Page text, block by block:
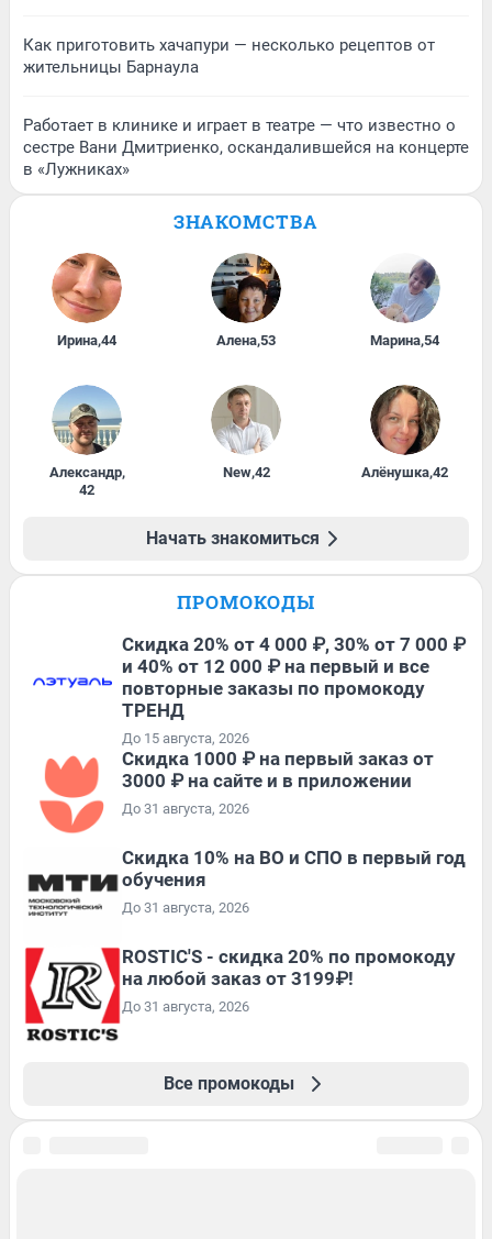
Как приготовить хачапури — несколько рецептов от
жительницы Барнаула
Работает в клинике и играет в театре — что известно о
сестре Вани Дмитриенко, оскандалившейся на концерте
в «Лужниках»
ЗНАКОМСТВА
Ирина,44 Алена,53 Марина,54
Александр,
42
New,42 Алёнушка,42
Начать знакомиться
ПРОМОКОДЫ
Скидка 20% от 4 000 ₽, 30% от 7 000 ₽
и 40% от 12 000 ₽ на первый и все
повторные заказы по промокоду
ТРЕНД
До 15 августа, 2026
Скидка 1000 ₽ на первый заказ от
3000 ₽ на сайте и в приложении
До 31 августа, 2026
Скидка 10% на ВО и СПО в первый год
обучения
До 31 августа, 2026
ROSTIC'S - скидка 20% по промокоду
на любой заказ от 3199₽!
До 31 августа, 2026
Все промокоды